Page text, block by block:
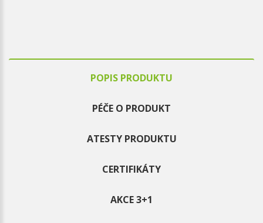
POPIS PRODUKTU
PÉČE O PRODUKT
ATESTY PRODUKTU
CERTIFIKÁTY
AKCE 3+1